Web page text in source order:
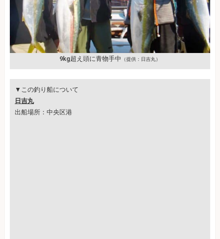
9kg超え頭に青物手中 （提供：日吉丸）
▼この釣り船について
日吉丸
出船場所：中央区港